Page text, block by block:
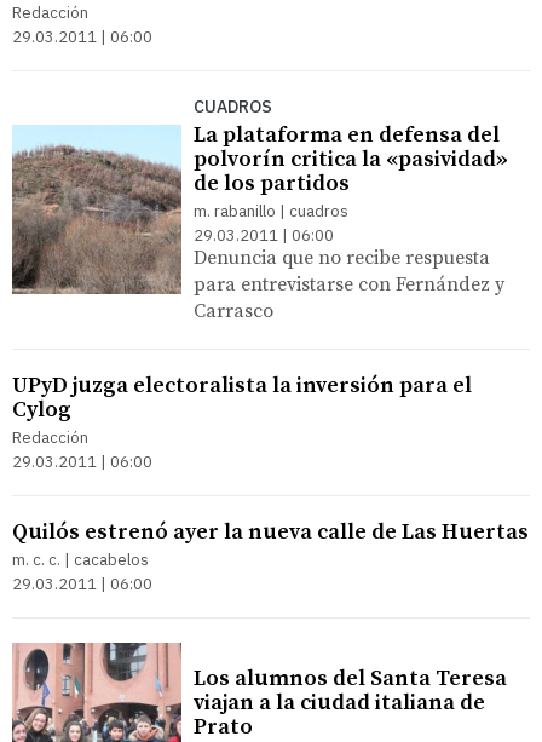
Redacción
29.03.2011 | 06:00
CUADROS
La plataforma en defensa del
polvorín critica la «pasividad»
de los partidos
m. rabanillo | cuadros
29.03.2011 | 06:00
Denuncia que no recibe respuesta
para entrevistarse con Fernández y
Carrasco
UPyD juzga electoralista la inversión para el
Cylog
Redacción
29.03.2011 | 06:00
Quilós estrenó ayer la nueva calle de Las Huertas
m. c. c. | cacabelos
29.03.2011 | 06:00
Los alumnos del Santa Teresa
viajan a la ciudad italiana de
Prato